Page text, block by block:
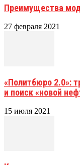
Преимущества
27 февраля 2021
«Политбюро 2.0»:
и поиск «новой
15 июля 2021